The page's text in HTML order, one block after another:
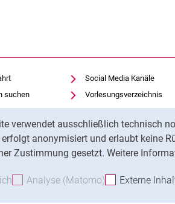
verwendet ausschließlich technisch
erfolgt anonymisiert und erlaubt keine
Zustimmung gesetzt. Weitere
Erforderliche Cookies akzeptieren
Analyse (Matomo) Analyse-
Externe
suchen
Social Media Kanäle
Vorlesungsverzeichnis
Moodle
Panopto
Universitätsbibliothek